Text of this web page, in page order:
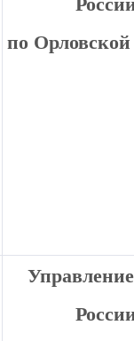
по Орловской